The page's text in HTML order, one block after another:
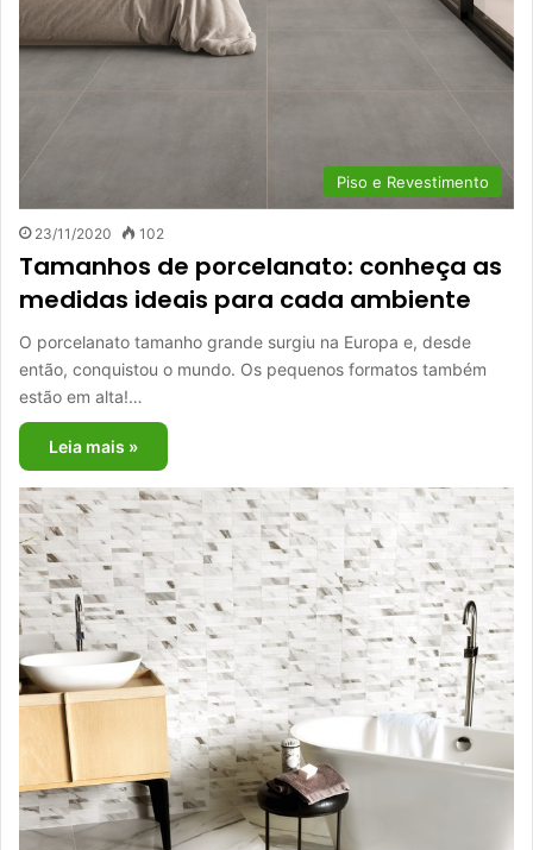
Piso e Revestimento
23/11/2020 102
Tamanhos de porcelanato: conheça as
medidas ideais para cada ambiente
O porcelanato tamanho grande surgiu na Europa e, desde
então, conquistou o mundo. Os pequenos formatos também
estão em alta!…
Leia mais »